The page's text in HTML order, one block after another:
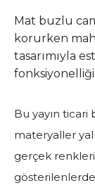
Mat buzlu
korurken
tasarımıyla
Bu yayın ticari
materyaller
gerçek